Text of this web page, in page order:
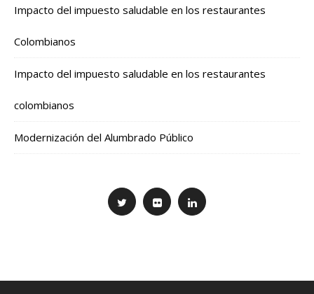
Impacto del impuesto saludable en los restaurantes
Colombianos
Impacto del impuesto saludable en los restaurantes
colombianos
Modernización del Alumbrado Público